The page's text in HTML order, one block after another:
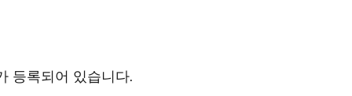
등록되어 있습니다.